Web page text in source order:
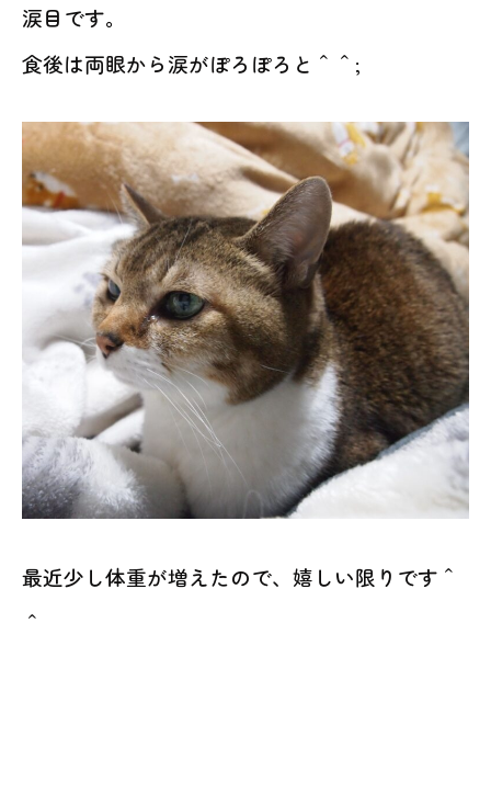
涙目です。
食後は両眼から涙がぽろぽろと＾＾;
最近少し体重が増えたので、嬉しい限りです＾
＾